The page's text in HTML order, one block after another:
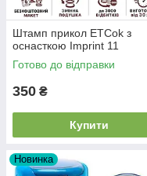
Штамп прикол ETCok з
оснасткою Imprint 11
Готово до відправки
350 ₴
Купити
Новинка